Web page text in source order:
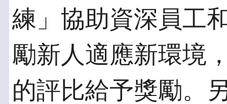
練」協助資深員工
勵新人適應新環境
的評比給予獎勵。